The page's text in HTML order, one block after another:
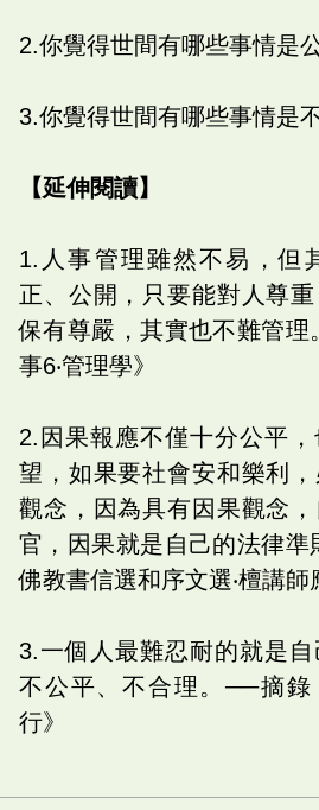
2.你覺得世間有哪些事情是
3.你覺得世間有哪些事情是
【延伸閱讀】
1.人事管理雖然不易，但
正、公開，只要能對人尊
保有尊嚴，其實也不難管
事6‧管理學》
2.因果報應不僅十分公平
望，如果要社會安和樂利
觀念，因為具有因果觀念
官，因果就是自己的法律
佛教書信選和序文選‧檀講師
3.一個人最難忍耐的就是
不公平、不合理。──摘錄
行》